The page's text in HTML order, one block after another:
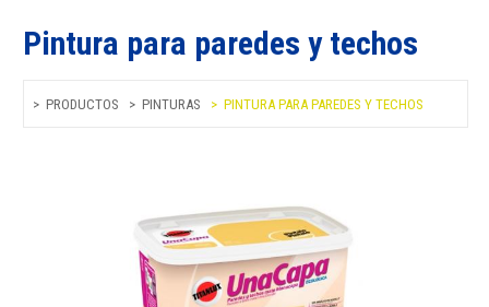
Pintura para paredes y techos
PRODUCTOS PINTURAS PINTURA PARA PAREDES Y TECHOS